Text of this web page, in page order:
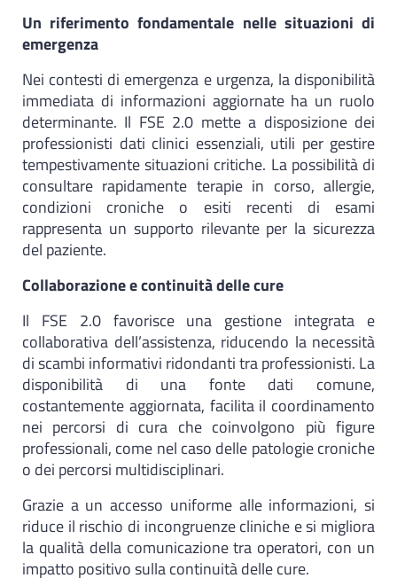
Un riferimento fondamentale nelle situazioni di
emergenza
Nei contesti di emergenza e urgenza, la disponibilità
immediata di informazioni aggiornate ha un ruolo
determinante. Il FSE 2.0 mette a disposizione dei
professionisti dati clinici essenziali, utili per gestire
tempestivamente situazioni critiche. La possibilità di
consultare rapidamente terapie in corso, allergie,
condizioni croniche o esiti recenti di esami
rappresenta un supporto rilevante per la sicurezza
del paziente.
Collaborazione e continuità delle cure
Il FSE 2.0 favorisce una gestione integrata e
collaborativa dell’assistenza, riducendo la necessità
di scambi informativi ridondanti tra professionisti. La
disponibilità di una fonte dati comune,
costantemente aggiornata, facilita il coordinamento
nei percorsi di cura che coinvolgono più figure
professionali, come nel caso delle patologie croniche
o dei percorsi multidisciplinari.
Grazie a un accesso uniforme alle informazioni, si
riduce il rischio di incongruenze cliniche e si migliora
la qualità della comunicazione tra operatori, con un
impatto positivo sulla continuità delle cure.